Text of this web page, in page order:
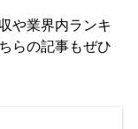
や業界内ランキ
らの記事もぜひ